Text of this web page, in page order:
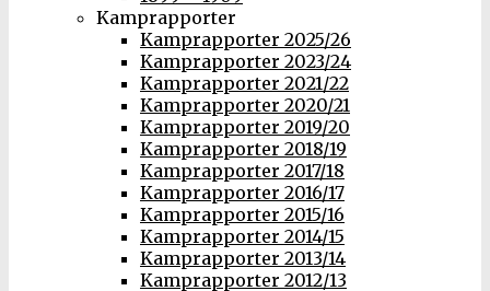
Kamprapporter
Kamprapporter 2025/26
Kamprapporter 2023/24
Kamprapporter 2021/22
Kamprapporter 2020/21
Kamprapporter 2019/20
Kamprapporter 2018/19
Kamprapporter 2017/18
Kamprapporter 2016/17
Kamprapporter 2015/16
Kamprapporter 2014/15
Kamprapporter 2013/14
Kamprapporter 2012/13